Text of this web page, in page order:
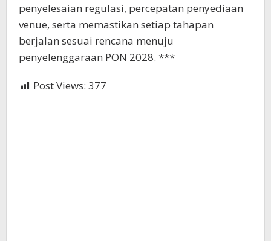
penyelesaian regulasi, percepatan penyediaan
venue, serta memastikan setiap tahapan
berjalan sesuai rencana menuju
penyelenggaraan PON 2028. ***
Post Views: 377